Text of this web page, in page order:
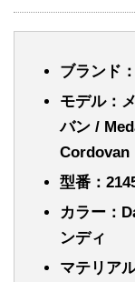
ブランド
モデル：
バン /
型番：
カラー：
ンディ
マテリア